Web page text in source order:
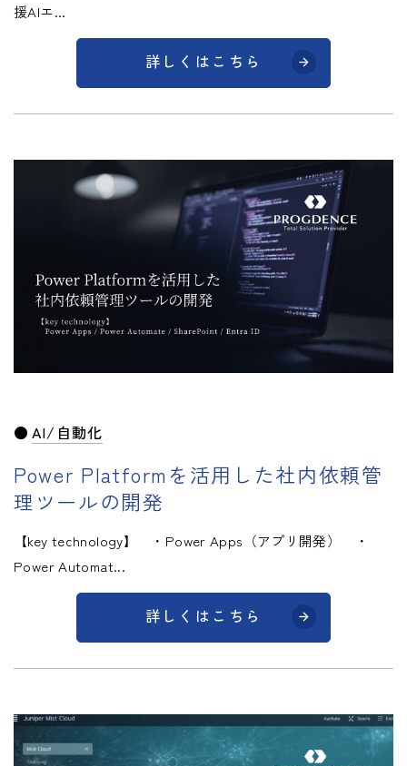
援AIエ...
詳しくはこちら
AI/自動化
Power Platformを活用した社内依頼管
理ツールの開発
【key technology】 ・Power Apps（アプリ開発） ・
Power Automat...
詳しくはこちら